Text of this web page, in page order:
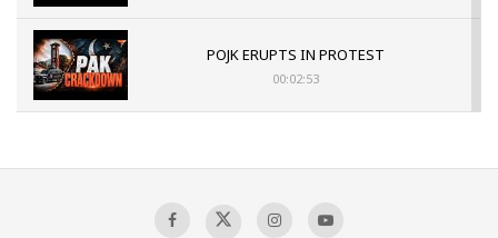
POJK ERUPTS IN PROTEST
00:02:53
Sagar